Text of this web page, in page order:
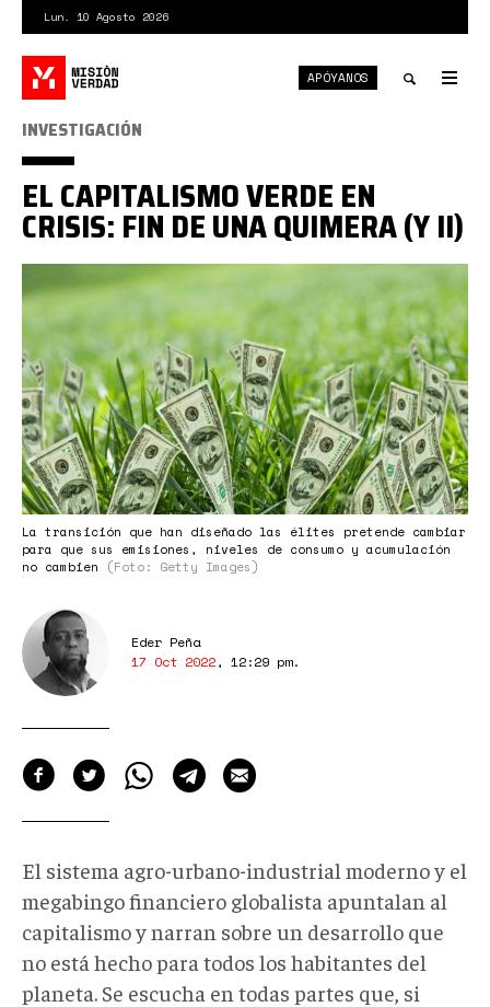
contenido
principal
Lun. 10 Agosto 2026
APÓYANOS
farsaverde004.jpg
La transición que han diseñado las élites pretende cambiar
para que sus emisiones, niveles de consumo y acumulación
no cambien
(Foto: Getty Images)
INVESTIGACIÓN
EL CAPITALISMO VERDE EN
CRISIS: FIN DE UNA QUIMERA (Y II)
Eder Peña
17 Oct 2022, 12:29 pm.
El sistema agro-urbano-industrial moderno y el
megabingo financiero globalista apuntalan al
capitalismo y narran sobre un desarrollo que
no está hecho para todos los habitantes del
planeta. Se escucha en todas partes que, si